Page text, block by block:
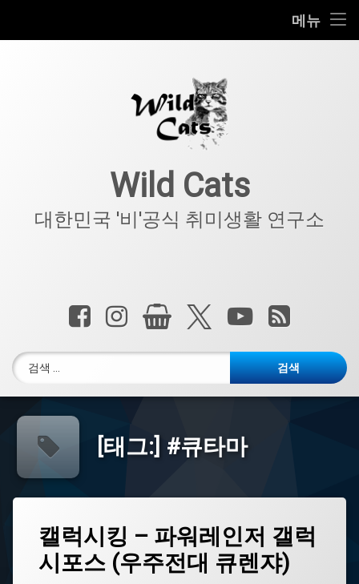
메뉴
반려동물
Wild Cats
대한민국 '비'공식 취미생활 연구소
페이스북인스타그램
상점 X.comYouTube
RSS
[태그:] #큐타마
캘럭시킹 – 파워레인저 갤럭
시포스 (우주전대 큐렌쟈)
캘
럭
시
킹
에
댓
글
을